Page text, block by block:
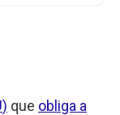
) que obliga a